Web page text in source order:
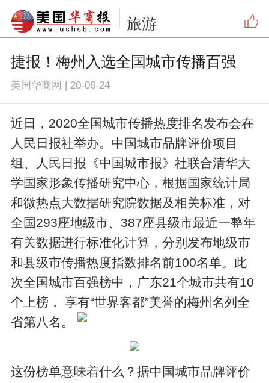
旅游
捷报！梅州入选全国城市传播百强
美国华商网 | 20-06-24
近日，2020全国城市传播热度排名发布会在
人民日报社举办。中国城市品牌评价项目
组、人民日报《中国城市报》社联合清华大
学国家形象传播研究中心，根据国家统计局
和微热点大数据研究院数据及相关标准，对
全国293座地级市、387座县级市最近一整年
有关数据进行标准化计算，分别发布地级市
和县级市传播热度指数排名前100名单。此
次全国城市百强榜中，广东21个城市共有10
个上榜， 享有“世界客都”美誉的梅州名列全
省第八名。
这份榜单意味着什么？据中国城市品牌评价